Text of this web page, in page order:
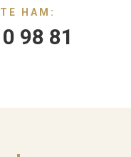
НАМ:
98 81